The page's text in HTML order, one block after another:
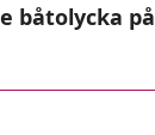
båtolycka på